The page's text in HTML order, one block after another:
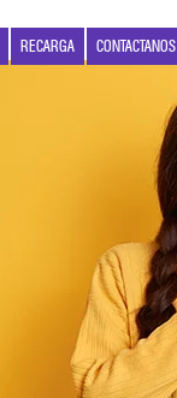
RECARGA CONTACTANOS